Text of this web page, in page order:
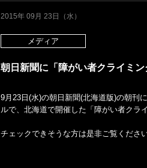
2015年 09月 23日（水）
メディア
朝日新聞に「障がい者クライミ
9月23日(水)の朝日新聞(北海道版)の朝
ルで、北海道で開催した「障がい者クラ
チェックできそうな方は是非ご覧ください